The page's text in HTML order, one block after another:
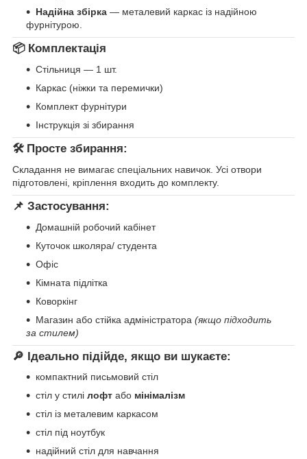
Надійна збірка — металевий каркас із надійною
фурнітурою.
📦 Комплектація
Стільниця — 1 шт.
Каркас (ніжки та перемички)
Комплект фурнітури
Інструкція зі збирання
🛠 Просте збирання:
Складання не вимагає спеціальних навичок. Усі отвори
підготовлені, кріплення входить до комплекту.
📌 Застосування:
Домашній робочий кабінет
Куточок школяра/ студента
Офіс
Кімната підлітка
Коворкінг
Магазин або стійка адміністратора (якщо підходить
за стилем)
🔎 Ідеально підійде, якщо ви шукаєте:
компактний письмовий стіл
стіл у стилі лофт або мінімалізм
стіл із металевим каркасом
стіл під ноутбук
надійний стіл для навчання